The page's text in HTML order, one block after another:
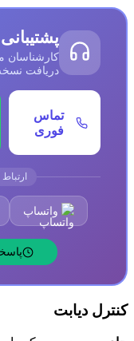
دریافت
تماس
فوری
واتساپ
پاسخگویی
کنترل دیابت